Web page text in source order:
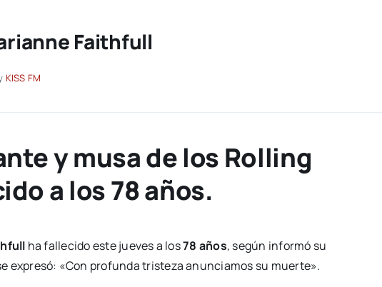
Faithfull
KISS FM
y musa de los Rolling
a los 78 años.
ha fallecido este jueves a los78 años, según informó su
expresó: «Con profunda tristeza anunciamos su muerte».